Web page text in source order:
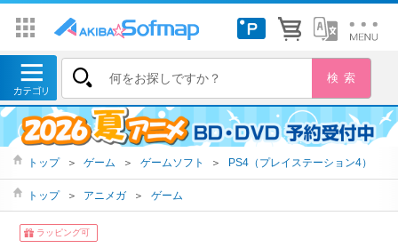
トップ ＞ ゲーム ＞ ゲームソフト ＞ PS4（プレイステーション4）
トップ ＞ アニメガ ＞ ゲーム
ラッピング可